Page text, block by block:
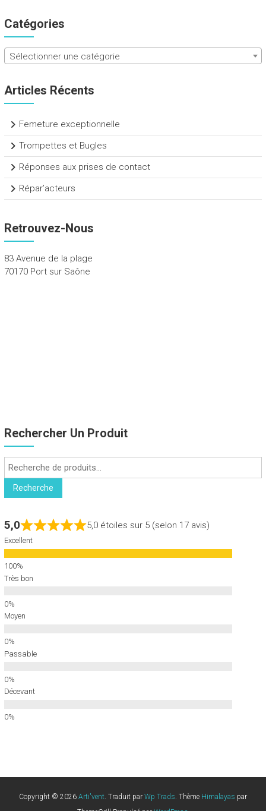
Catégories
Sélectionner une catégorie
Articles Récents
Femeture exceptionnelle
Trompettes et Bugles
Réponses aux prises de contact
Répar’acteurs
Retrouvez-Nous
83 Avenue de la plage
70170 Port sur Saône
Rechercher Un Produit
Recherche
pour :
Recherche
5,0 5,0 étoiles sur 5 (selon 17 avis)
Excellent
Très bon
Moyen
Passable
Décevant
Copyright © 2026 Arti'vent. Traduit par Wp Trads. Thème Himalayas par